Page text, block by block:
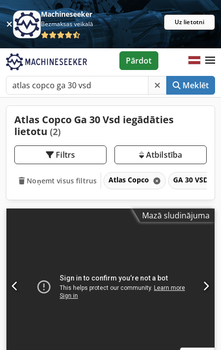
Machineseeker
Bezmaksas veikalā Uz lietotni
Meklēt
Pārdot
Atlas Copco Ga 30 Vsd iegādāties
lietotu (2)
Filtrs Atbilstība
Noņemt visus filtrus Atlas Copco GA 30 VSD
Mazā sludinājuma